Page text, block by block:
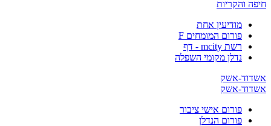
חיפה והקריות
מודיעין אחת
פורום המומחים F
רשת mcity - דף
נדלן מקומי השפלה
אשדוד-אשק
אשדוד-אשק
פורום אישי ציבור
פורום הנדלן